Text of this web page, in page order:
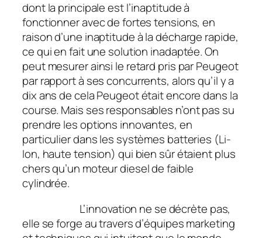
dont la principale est l’inaptitude à
fonctionner avec de fortes tensions, en
raison d’une inaptitude à la décharge rapide,
ce qui en fait une solution inadaptée. On
peut mesurer ainsi le retard pris par Peugeot
par rapport à ses concurrents, alors qu’il y a
dix ans de cela Peugeot était encore dans la
course. Mais ses responsables n’ont pas su
prendre les options innovantes, en
particulier dans les systèmes batteries (Li-
Ion, haute tension) qui bien sûr étaient plus
chers qu’un moteur diesel de faible
cylindrée.
L’innovation ne se décrète pas,
elle se forge au travers d’équipes marketing